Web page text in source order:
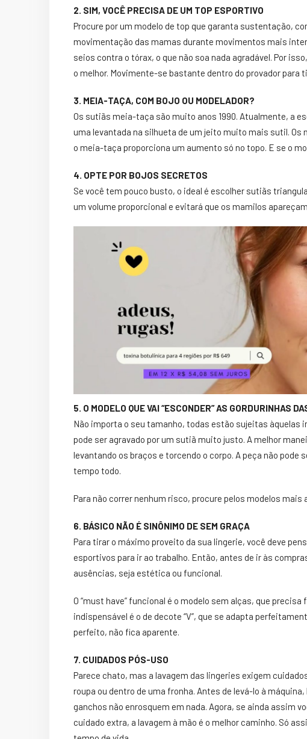
2. SIM, VOCÊ PRECISA DE UM TOP ESPORTIVO
Procure por um modelo de top que garanta sustentação,
movimentação das mamas durante movimentos mais
seios contra o tórax, o que não soa nada agradável. Por
o melhor. Movimente-se bastante dentro do provador para
3. MEIA-TAÇA, COM BOJO OU MODELADOR?
Os sutiãs meia-taça são muito anos 1990. Atualmente, a
uma levantada na silhueta de um jeito muito mais sutil. Os
o meia-taça proporciona um aumento só no topo. E se o
4. OPTE POR BOJOS SECRETOS
Se você tem pouco busto, o ideal é escolher sutiãs
um volume proporcional e evitará que os mamilos
5. O MODELO QUE VAI “ESCONDER” AS GORDURINHAS
Não importa o seu tamanho, todas estão sujeitas àquelas
pode ser agravado por um sutiã muito justo. A melhor
levantando os braços e torcendo o corpo. A peça não pode
tempo todo.
Para não correr nenhum risco, procure pelos modelos
6. BÁSICO NÃO É SINÔNIMO DE SEM GRAÇA
Para tirar o máximo proveito da sua lingerie, você deve
esportivos para ir ao trabalho. Então, antes de ir às
ausências, seja estética ou funcional.
O “must have” funcional é o modelo sem alças, que
indispensável é o de decote “V”, que se adapta
perfeito, não fica aparente.
7. CUIDADOS PÓS-USO
Parece chato, mas a lavagem das lingeries exigem
roupa ou dentro de uma fronha. Antes de levá-lo à
ganchos não enrosquem em nada. Agora, se ainda assim
cuidado extra, a lavagem à mão é o melhor caminho. Só